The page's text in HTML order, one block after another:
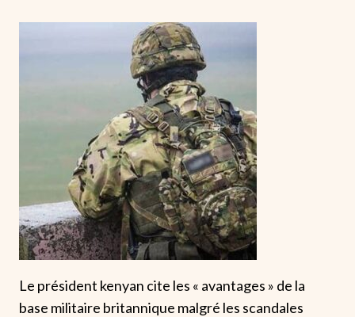
Le président kenyan cite les « avantages » de la
base militaire britannique malgré les scandales